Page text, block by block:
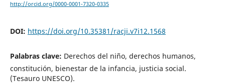
http://orcid.org/0000-0001-7320-0335
DOI: https://doi.org/10.35381/racji.v7i12.1568
Palabras clave: Derechos del niño, derechos humanos,
constitución, bienestar de la infancia, justicia social.
(Tesauro UNESCO).